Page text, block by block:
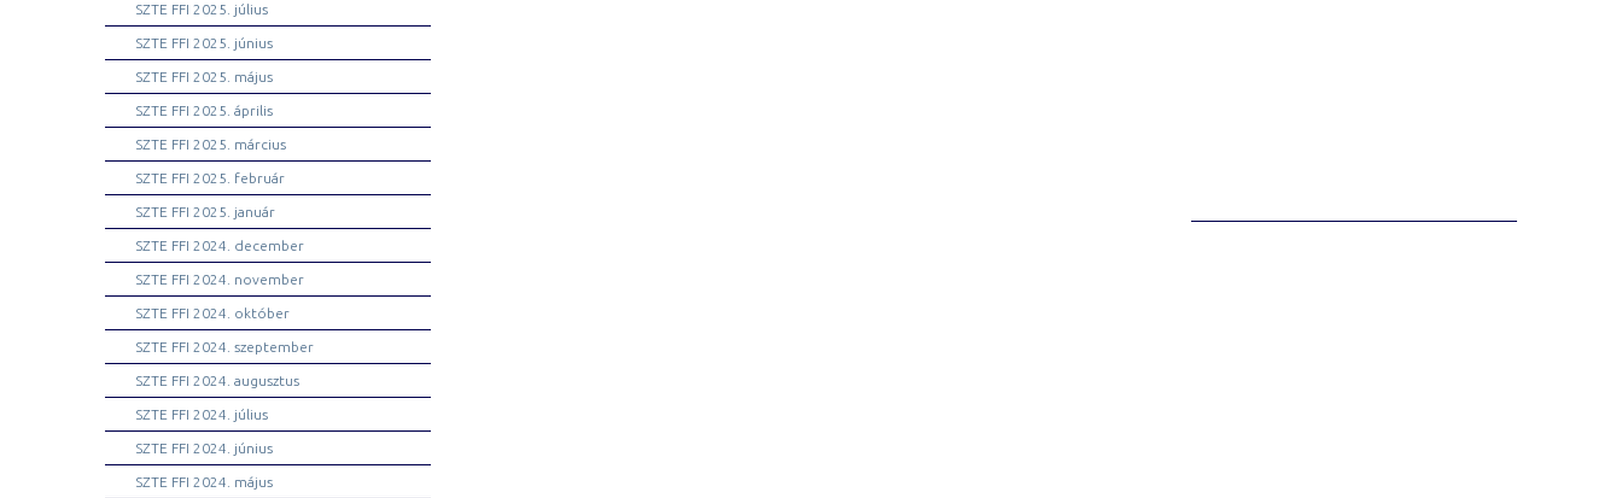
SZTE FFI 2025. július
SZTE FFI 2025. június
SZTE FFI 2025. május
SZTE FFI 2025. április
SZTE FFI 2025. március
SZTE FFI 2025. február
SZTE FFI 2025. január
SZTE FFI 2024. december
SZTE FFI 2024. november
SZTE FFI 2024. október
SZTE FFI 2024. szeptember
SZTE FFI 2024. augusztus
SZTE FFI 2024. július
SZTE FFI 2024. június
SZTE FFI 2024. május